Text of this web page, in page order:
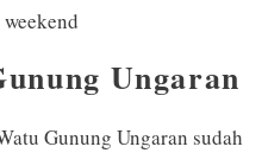
Ungaran
Gunung Ungaran sudah